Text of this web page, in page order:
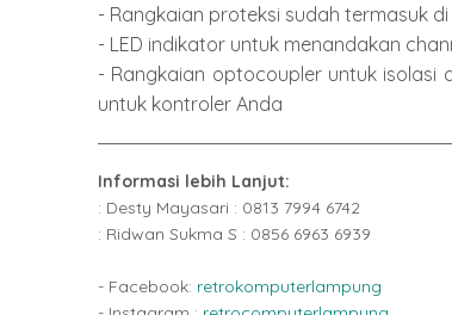
- Rangkaian proteksi sudah termasuk
- LED indikator untuk menandakan
- Rangkaian optocoupler untuk isolasi
untuk kontroler Anda
Informasi lebih Lanjut:
: Desty Mayasari : 0813 7994 6742
: Ridwan Sukma S : 0856 6963 6939
- Facebook: retrokomputerlampung